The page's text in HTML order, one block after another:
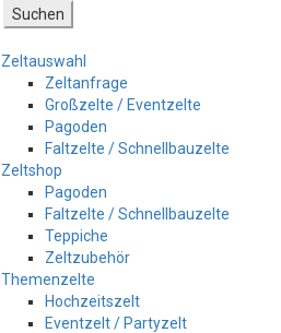
Suchen
Zeltauswahl
Zeltanfrage
Großzelte / Eventzelte
Pagoden
Faltzelte / Schnellbauzelte
Zeltshop
Pagoden
Faltzelte / Schnellbauzelte
Teppiche
Zeltzubehör
Themenzelte
Hochzeitszelt
Eventzelt / Partyzelt